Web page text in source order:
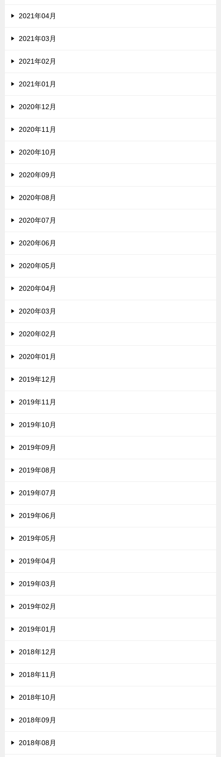
2021年04月
2021年03月
2021年02月
2021年01月
2020年12月
2020年11月
2020年10月
2020年09月
2020年08月
2020年07月
2020年06月
2020年05月
2020年04月
2020年03月
2020年02月
2020年01月
2019年12月
2019年11月
2019年10月
2019年09月
2019年08月
2019年07月
2019年06月
2019年05月
2019年04月
2019年03月
2019年02月
2019年01月
2018年12月
2018年11月
2018年10月
2018年09月
2018年08月